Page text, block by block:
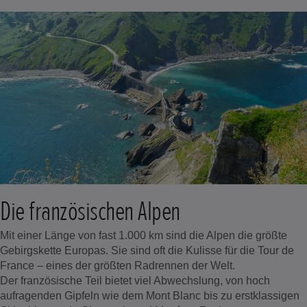
Die französischen Alpen
Mit einer Länge von fast 1.000 km sind die Alpen die größte
Gebirgskette Europas. Sie sind oft die Kulisse für die Tour de
France – eines der größten Radrennen der Welt.
Der französische Teil bietet viel Abwechslung, von hoch
aufragenden Gipfeln wie dem Mont Blanc bis zu erstklassigen